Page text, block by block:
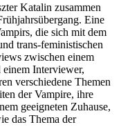
Katalin zusammen
Eine
die sich mit dem
trans-feministischen
zwischen einem
Interviewer,
verschiedene Themen
der Vampire, ihre
geeigneten Zuhause,
das Thema der